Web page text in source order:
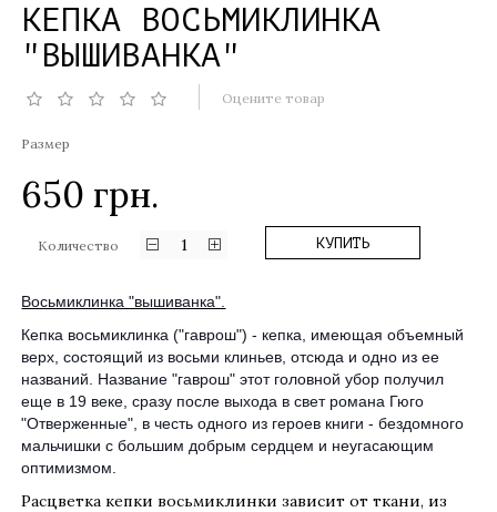
КЕПКА ВОСЬМИКЛИНКА
"ВЫШИВАНКА"
Оцените товар
Размер
650 грн.
Количество 1 КУПИТЬ
Восьмиклинка "вышиванка".
Кепка восьмиклинка ("гаврош") - кепка, имеющая объемный
верх, состоящий из восьми клиньев, отсюда и одно из ее
названий. Название "гаврош" этот головной убор получил
еще в 19 веке, сразу после выхода в свет романа Гюго
"Отверженные", в честь одного из героев книги - бездомного
мальчишки с большим добрым сердцем и неугасающим
оптимизмом.
Расцветка кепки восьмиклинки зависит от ткани, из